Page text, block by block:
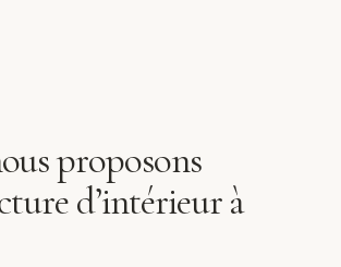
proposons
d’intérieur à